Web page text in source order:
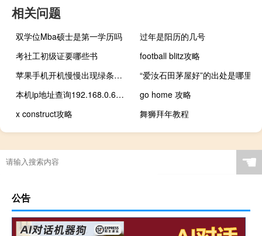
相关问题
双学位Mba硕士是第一学历吗
过年是阳历的几号
考社工初级证要哪些书
football blitz攻略
苹果手机开机慢慢出现绿条咋回事（苹果手机开机慢）
“爱汝石田茅屋好”的出处是哪里
本机ip地址查询192.168.0.6（本机ip地址）
go home 攻略
x construct攻略
舞狮拜年教程
☚
公告